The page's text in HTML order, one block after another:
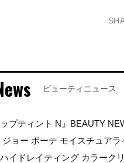
ビューティニュース
ップティント N』BEAUTY
ジョー ボーテ モイスチュア
ハイドレイティング カラーク